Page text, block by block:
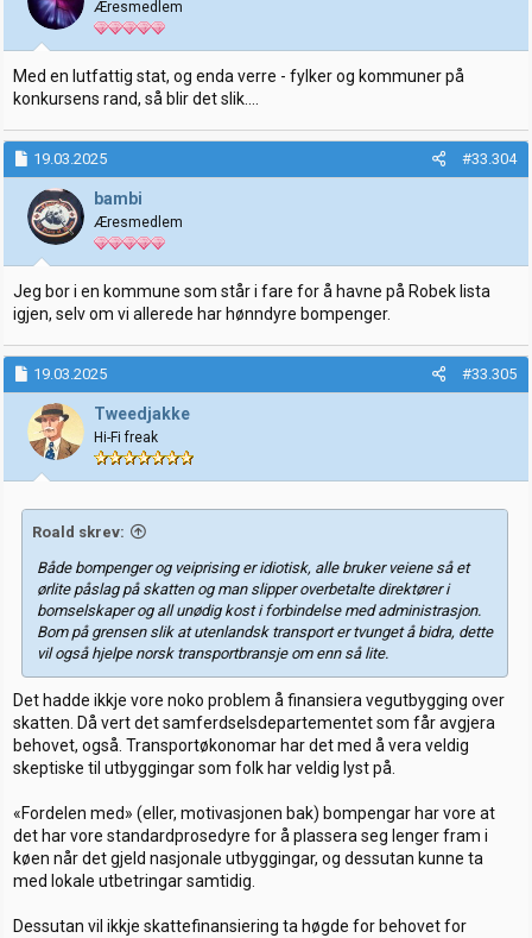
n
e
r
:
Æresmedlem
Med en lutfattig stat, og enda verre - fylker og kommuner på
konkursens rand, så blir det slik....
19.03.2025 #33.304
bambi
Æresmedlem
Jeg bor i en kommune som står i fare for å havne på Robek lista
igjen, selv om vi allerede har hønndyre bompenger.
19.03.2025 #33.305
Tweedjakke
Hi-Fi freak
Roald skrev:
Både bompenger og veiprising er idiotisk, alle bruker veiene så et
ørlite påslag på skatten og man slipper overbetalte direktører i
bomselskaper og all unødig kost i forbindelse med administrasjon.
Bom på grensen slik at utenlandsk transport er tvunget å bidra, dette
vil også hjelpe norsk transportbransje om enn så lite.
Det hadde ikkje vore noko problem å finansiera vegutbygging over
skatten. Då vert det samferdselsdepartementet som får avgjera
behovet, også. Transportøkonomar har det med å vera veldig
skeptiske til utbyggingar som folk har veldig lyst på.
«Fordelen med» (eller, motivasjonen bak) bompengar har vore at
det har vore standardprosedyre for å plassera seg lenger fram i
køen når det gjeld nasjonale utbyggingar, og dessutan kunne ta
med lokale utbetringar samtidig.
Dessutan vil ikkje skattefinansiering ta høgde for behovet for